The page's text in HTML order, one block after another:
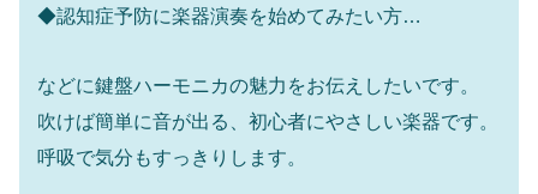
◆認知症予防に楽器演奏を始めてみたい方…
などに鍵盤ハーモニカの魅力をお伝えしたいです。
吹けば簡単に音が出る、初心者にやさしい楽器です。
呼吸で気分もすっきりします。